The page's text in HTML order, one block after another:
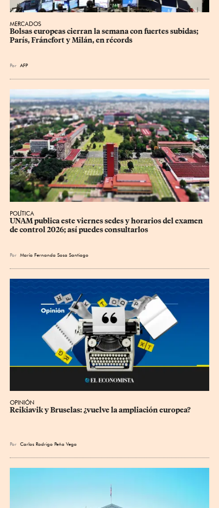
MERCADOS
Bolsas europeas cierran la semana con fuertes subidas;
París, Fráncfort y Milán, en récords
Por AFP
POLÍTICA
UNAM publica este viernes sedes y horarios del examen
de control 2026; así puedes consultarlos
Por María Fernanda Sosa Santiago
OPINIÓN
Reikiavik y Bruselas: ¿vuelve la ampliación europea?
Por Carlos Rodrigo Peña Vega